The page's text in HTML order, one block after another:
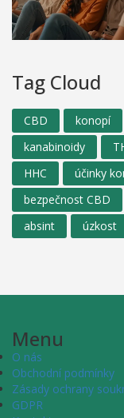
Tag Cloud
CBD konopí
kanabinoidy
HHC
účinky
bezpečnost CBD
absint
úzkost
Menu
O nás
Obchodní podmínky
Zásady ochrany
GDPR